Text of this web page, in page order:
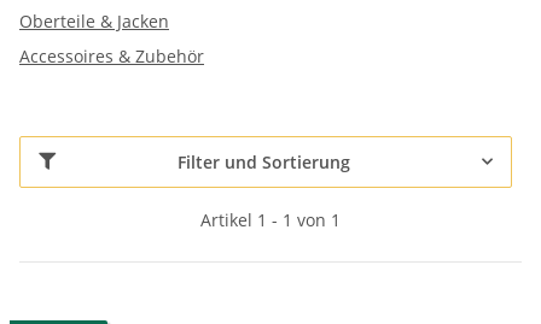
Oberteile & Jacken
Accessoires & Zubehör
Filter und Sortierung
Artikel 1 - 1 von 1